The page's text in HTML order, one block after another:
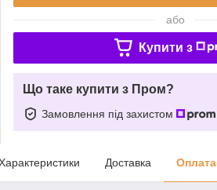
або
Купити з
Що таке купити з Пром?
Замовлення під захистом
Доставка Оплата